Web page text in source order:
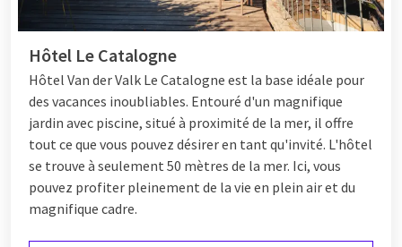
Hôtel Le Catalogne
Hôtel Van der Valk Le Catalogne est la base idéale pour
des vacances inoubliables. Entouré d'un magnifique
jardin avec piscine, situé à proximité de la mer, il offre
tout ce que vous pouvez désirer en tant qu'invité. L'hôtel
se trouve à seulement 50 mètres de la mer. Ici, vous
pouvez profiter pleinement de la vie en plein air et du
magnifique cadre.